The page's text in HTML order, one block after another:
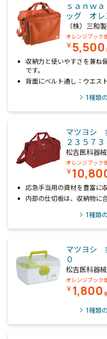
ｓａｎｗ
ッグ オ
（株）三和
オレンジブック
￥5,500
収納力と使いやすさを兼ね
です。
背面にベルト通し：ウエス
1種類
マツヨシ
２３５７
松吉医科器械
オレンジブック
￥
応急手当用の資材を豊富に
内部の仕切板は、収納物に
1種類
マツヨシ
０
松吉医科器械
オレンジブック
￥ 1,800
1種類